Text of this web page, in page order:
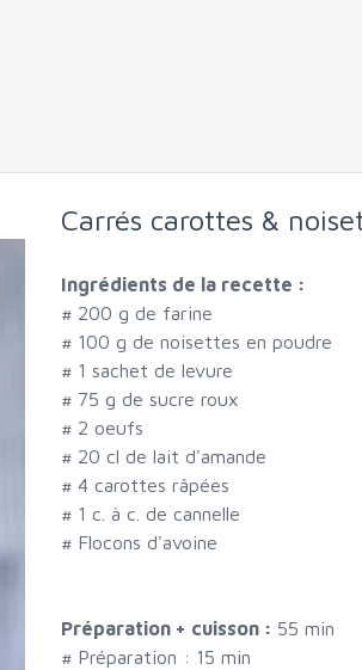
Carrés carottes &
Ingrédients de la recette :
# 200 g de farine
# 100 g de noisettes en poudre
# 1 sachet de levure
# 75 g de sucre roux
# 2 oeufs
# 20 cl de lait d'amande
# 4 carottes râpées
# 1 c. à c. de cannelle
# Flocons d'avoine
Préparation + cuisson : 55 min
# Préparation : 15 min